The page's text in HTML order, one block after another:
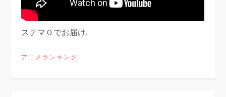
ステマ０でお届け.
アニメランキング